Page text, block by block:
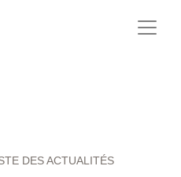
DES ACTUALITÉS